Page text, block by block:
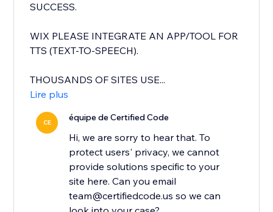
SUCCESS.
WIX PLEASE INTEGRATE AN APP/TOOL FOR
TTS (TEXT-TO-SPEECH).
THOUSANDS OF SITES USE...
Lire plus
CE équipe de Certified Code
Hi, we are sorry to hear that. To
protect users' privacy, we cannot
provide solutions specific to your
site here. Can you email
team@certifiedcode.us so we can